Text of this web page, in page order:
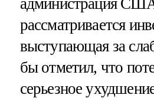
рассматривается
выступающая за
бы отметил, что
серьезное